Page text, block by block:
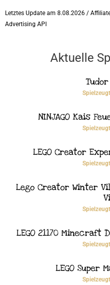
Letztes Update am 8.08.2026 /
Advertising API
Aktuelle
NINJAGO Kais
LEGO Creator
Lego Creator Winter
LEGO 21170 Minecraft
LEGO Super